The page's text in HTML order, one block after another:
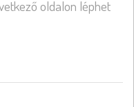
oldalon léphet